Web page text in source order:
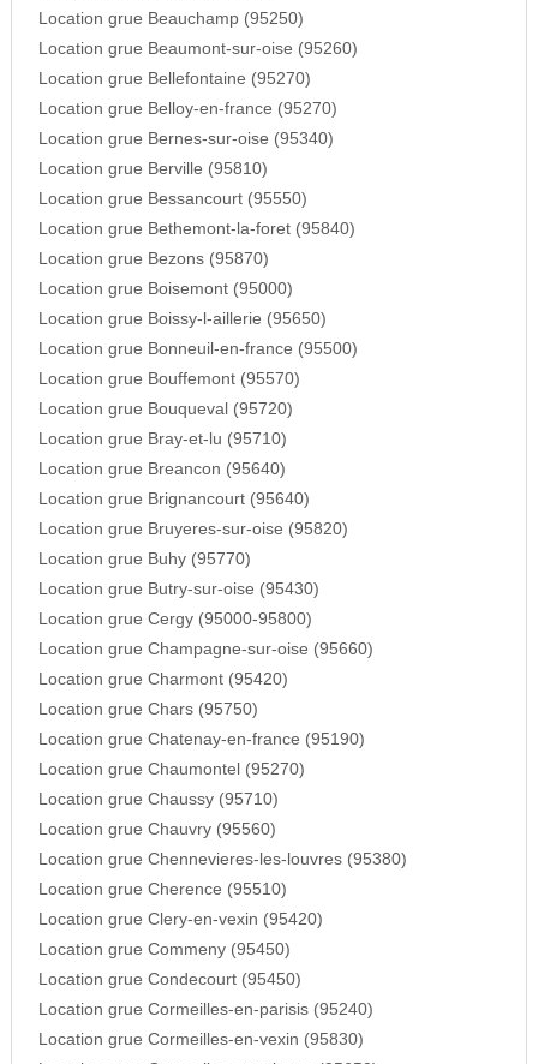
Location grue Beauchamp (95250)
Location grue Beaumont-sur-oise (95260)
Location grue Bellefontaine (95270)
Location grue Belloy-en-france (95270)
Location grue Bernes-sur-oise (95340)
Location grue Berville (95810)
Location grue Bessancourt (95550)
Location grue Bethemont-la-foret (95840)
Location grue Bezons (95870)
Location grue Boisemont (95000)
Location grue Boissy-l-aillerie (95650)
Location grue Bonneuil-en-france (95500)
Location grue Bouffemont (95570)
Location grue Bouqueval (95720)
Location grue Bray-et-lu (95710)
Location grue Breancon (95640)
Location grue Brignancourt (95640)
Location grue Bruyeres-sur-oise (95820)
Location grue Buhy (95770)
Location grue Butry-sur-oise (95430)
Location grue Cergy (95000-95800)
Location grue Champagne-sur-oise (95660)
Location grue Charmont (95420)
Location grue Chars (95750)
Location grue Chatenay-en-france (95190)
Location grue Chaumontel (95270)
Location grue Chaussy (95710)
Location grue Chauvry (95560)
Location grue Chennevieres-les-louvres (95380)
Location grue Cherence (95510)
Location grue Clery-en-vexin (95420)
Location grue Commeny (95450)
Location grue Condecourt (95450)
Location grue Cormeilles-en-parisis (95240)
Location grue Cormeilles-en-vexin (95830)